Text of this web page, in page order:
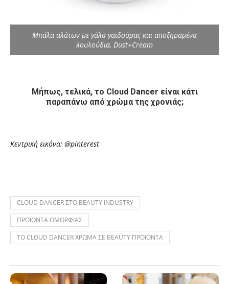
Μπάλα αλάτων με γάλα γαϊδούρας και αποξηραμένα
λουλούδια, Dust+Cream
Μήπως, τελικά, το Cloud Dancer είναι κάτι
παραπάνω από χρώμα της χρονιάς;
Κεντρική εικόνα: @pinterest
CLOUD DANCER ΣΤΟ BEAUTY INDUSTRY
ΠΡΟΪΟΝΤΑ ΟΜΟΡΦΙΑΣ
ΤΟ CLOUD DANCER ΧΡΩΜΑ ΣΕ BEAUTY ΠΡΟΪΟΝΤΑ